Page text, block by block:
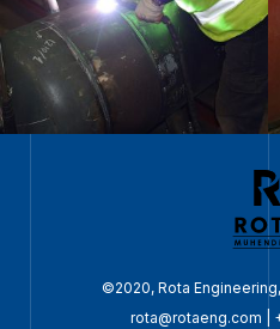
©2020, Rota
rota@rotaeng.com